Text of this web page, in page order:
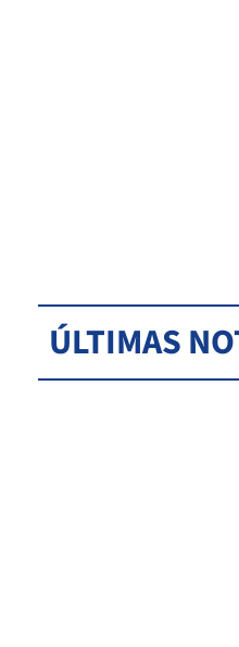
ÚLTIMAS